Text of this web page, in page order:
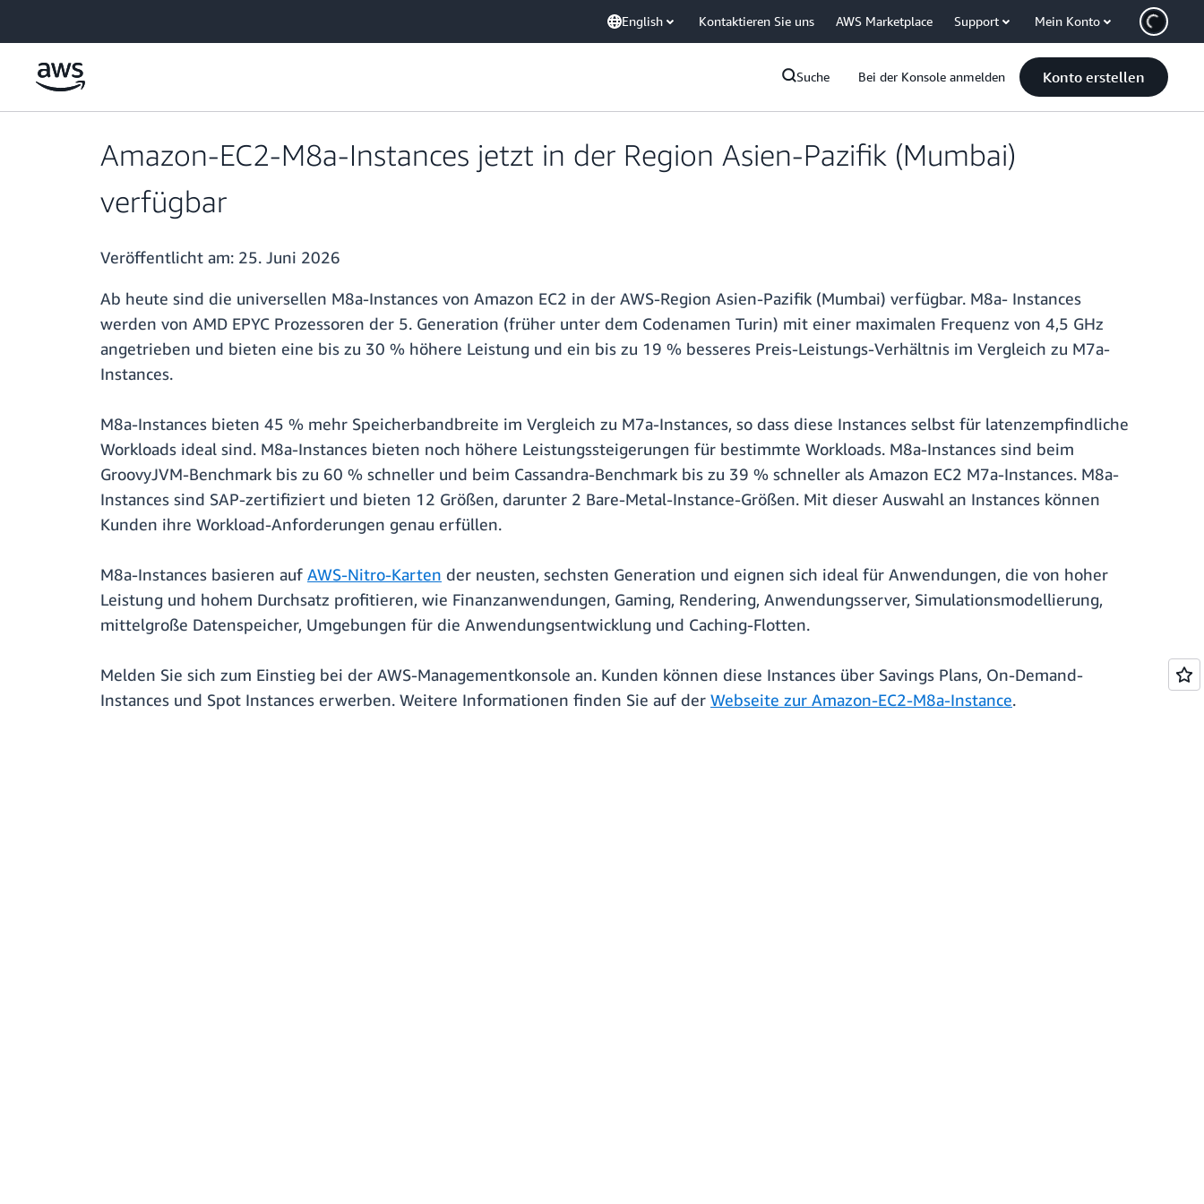
English Kontaktieren Sie uns AWS Marketplace Support Mein Konto
Suche Bei der Konsole anmelden Konto erstellen
Amazon-EC2-M8a-Instances jetzt in der Region Asien-Pazifik (Mumbai)
verfügbar
Veröffentlicht am: 25. Juni 2026
Ab heute sind die universellen M8a-Instances von Amazon EC2 in der AWS-Region Asien-Pazifik (Mumbai) verfügbar. M8a- Instances
werden von AMD EPYC Prozessoren der 5. Generation (früher unter dem Codenamen Turin) mit einer maximalen Frequenz von 4,5 GHz
angetrieben und bieten eine bis zu 30 % höhere Leistung und ein bis zu 19 % besseres Preis-Leistungs-Verhältnis im Vergleich zu M7a-
Instances.
M8a-Instances bieten 45 % mehr Speicherbandbreite im Vergleich zu M7a-Instances, so dass diese Instances selbst für latenzempfindliche
Workloads ideal sind. M8a-Instances bieten noch höhere Leistungssteigerungen für bestimmte Workloads. M8a-Instances sind beim
GroovyJVM-Benchmark bis zu 60 % schneller und beim Cassandra-Benchmark bis zu 39 % schneller als Amazon EC2 M7a-Instances. M8a-
Instances sind SAP-zertifiziert und bieten 12 Größen, darunter 2 Bare-Metal-Instance-Größen. Mit dieser Auswahl an Instances können
Kunden ihre Workload-Anforderungen genau erfüllen.
M8a-Instances basieren auf AWS-Nitro-Karten der neusten, sechsten Generation und eignen sich ideal für Anwendungen, die von hoher
Leistung und hohem Durchsatz profitieren, wie Finanzanwendungen, Gaming, Rendering, Anwendungsserver, Simulationsmodellierung,
mittelgroße Datenspeicher, Umgebungen für die Anwendungsentwicklung und Caching-Flotten.
Melden Sie sich zum Einstieg bei der AWS-Managementkonsole an. Kunden können diese Instances über Savings Plans, On-Demand-
Instances und Spot Instances erwerben. Weitere Informationen finden Sie auf der Webseite zur Amazon-EC2-M8a-Instance.